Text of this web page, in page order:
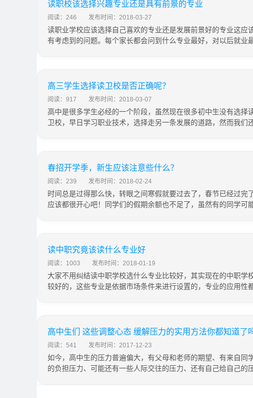
读职校该选择兴趣专业还是具有前景的专业
阅读：246 发布时间：2018-03-27
读职业学校应该选择自己喜欢的专业还是发展前景好的专业这应
有考虑到的问题。每个家长都会问到什么专业最好，对以后就业
高三学生选择读卫校是否正确呢？
阅读：917 发布时间：2018-03-07
高中是很多学生必经的一个阶段，虽然现在很多初中生没有选择
卫校，早日学习职业技术，选择走另一条发展的道路，然而我们
春招开学季，新生应该注意些什么？
阅读：239 发布时间：2018-02-24
时间总是过得那么快，转眼之间寒假就要过去了，春节已经过完
应该都很开心吧！同学们的假期余额也不足了，虽然有的同学可
读中职究竟该读什么专业好
阅读：1003 发布时间：2018-01-19
大家不用纠结读中职学校选什么专业比较好，其实现在的中职学
较好的，这些专业是依据市场条件来进行设置的，专业的应用性
高中生们 这些调整心态 缓解压力的实用方法你都知道了
阅读：541 发布时间：2017-12-23
如今，高中生的压力普遍偏大，有父母和老师的期望、有来自同
的负担压力、可能还有一些人际交往的压力、还有自己给自己的